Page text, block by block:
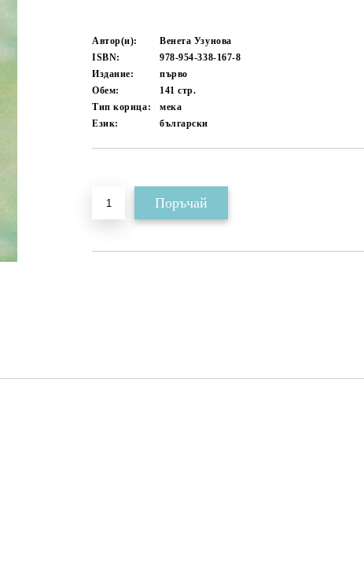
Автор(и):
Венета Узунова
ISBN:
978-954-338-167-8
Издание:
първо
Обем:
141стр.
Тип корица:
мека
Език:
български